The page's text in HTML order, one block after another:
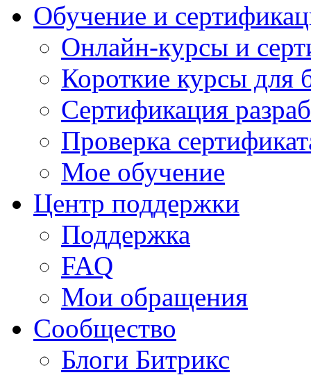
Обучение и
Онлайн-курсы и
Короткие курсы для
Сертификация
Проверка
Мое обучение
Центр поддержки
Поддержка
FAQ
Мои обращения
Сообщество
Блоги Битрикс